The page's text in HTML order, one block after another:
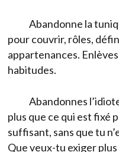
Abandonne la
pour couvrir, rôles,
appartenances.
habitudes.
Abandonnes
plus que ce qui est fixé
suffisant, sans que tu
Que veux-tu exiger